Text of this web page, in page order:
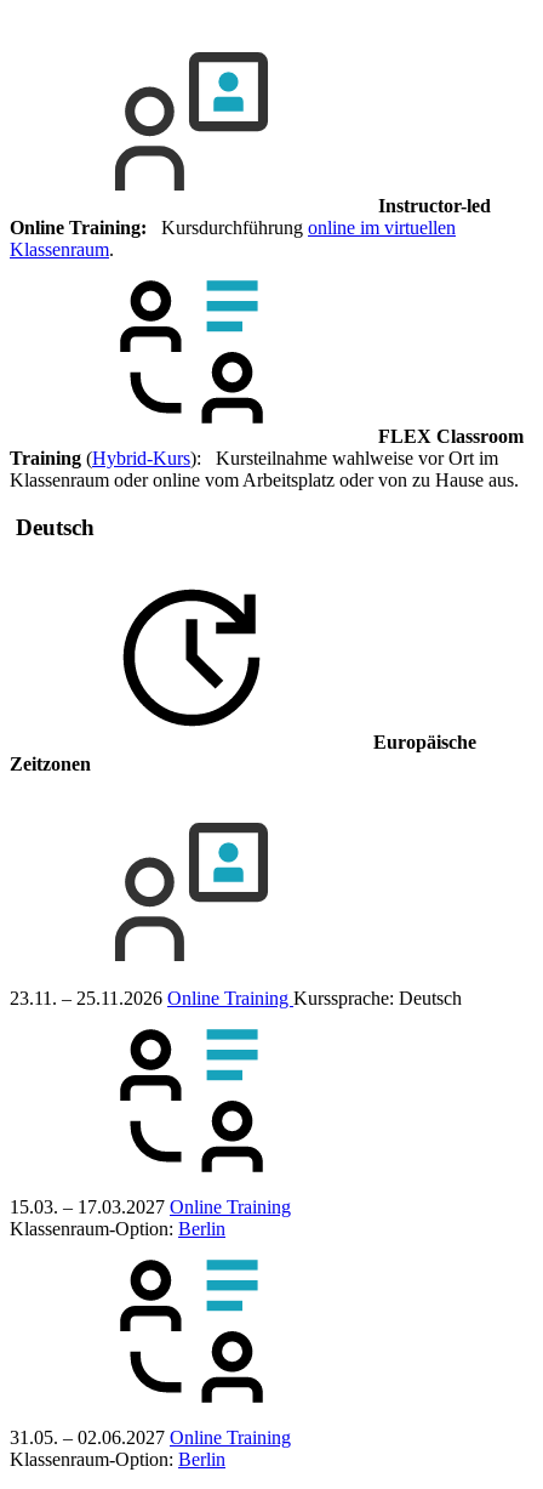
Instructor-led
Online Training: Kursdurchführung online im virtuellen
Klassenraum.
FLEX Classroom
Training (Hybrid-Kurs): Kursteilnahme wahlweise vor Ort im
Klassenraum oder online vom Arbeitsplatz oder von zu Hause aus.
Deutsch
Europäische
Zeitzonen
23.11. – 25.11.2026 Online Training Kurssprache: Deutsch
15.03. – 17.03.2027 Online Training
Klassenraum-Option: Berlin
31.05. – 02.06.2027 Online Training
Klassenraum-Option: Berlin